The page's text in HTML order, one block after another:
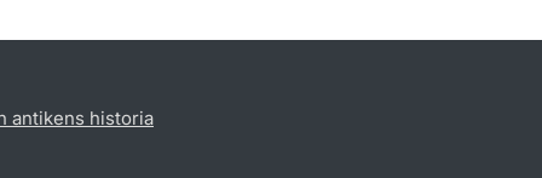
antikens historia